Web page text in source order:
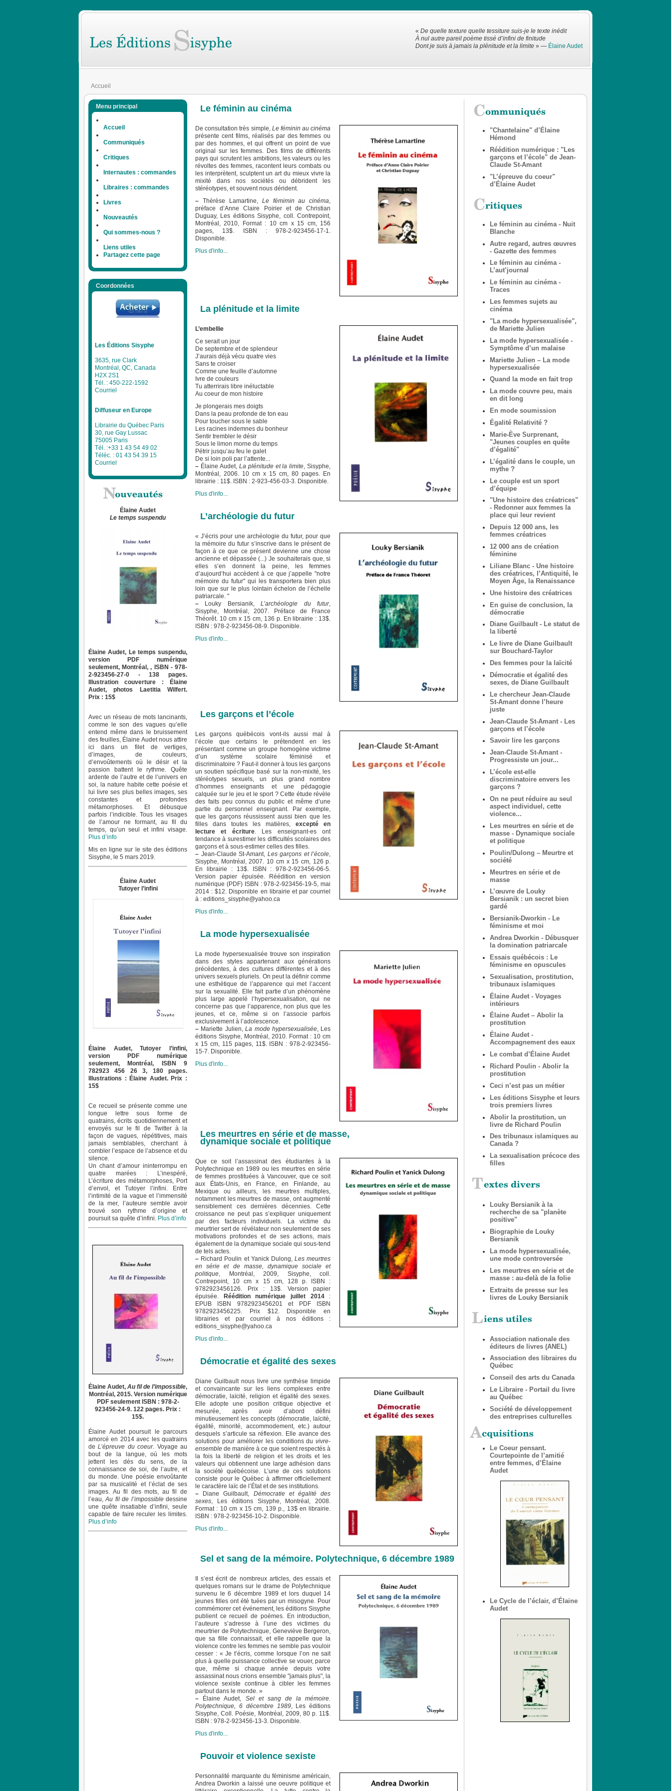
« De quelle texture quelle tessiture suis-je le texte inédit
À nul autre pareil poème tissé d’infini de finitude
Dont je suis à jamais la plénitude et la limite » — Élaine Audet
Accueil
Menu principal
Accueil
Communiqués
Critiques
Internautes : commandes
Libraires : commandes
Livres
Nouveautés
Qui sommes-nous ?
Liens utiles
Partagez cette page
Coordonnées
Les Éditions Sisyphe
3635, rue Clark
Montréal, QC, Canada
H2X 2S1
Tél. : 450-222-1592
Courriel
Diffuseur en Europe
Librairie du Québec Paris
30, rue Gay Lussac
75005 Paris
Tél. :+33 1 43 54 49 02
Téléc. : 01 43 54 39 15
Courriel
Élaine Audet
Le temps suspendu
Élaine Audet, Le temps suspendu,
version PDF numérique
seulement, Montréal, , ISBN - 978-
2-923456-27-0 - 138 pages.
Illustration couverture : Élaine
Audet, photos Laetitia Wilfert.
Prix : 15$
Avec un réseau de mots lancinants,
comme le son des vagues qu’elle
entend même dans le bruissement
des feuilles, Élaine Audet nous attire
ici dans un filet de vertiges,
d’images, de couleurs,
d’envoûtements où le désir et la
passion battent le rythme. Quête
ardente de l’autre et de l’univers en
soi, la nature habite cette poésie et
lui livre ses plus belles images, ses
constantes et profondes
métamorphoses. Et débusque
parfois l’indicible. Tous les visages
de l’amour ne formant, au fil du
temps, qu’un seul et infini visage.
Plus d’info
Mis en ligne sur le site des éditions
Sisyphe, le 5 mars 2019.
Élaine Audet
Tutoyer l’infini
Élaine Audet, Tutoyer l’infini,
version PDF numérique
seulement, Montréal, ISBN 9
782923 456 26 3, 180 pages.
Illustrations : Élaine Audet. Prix :
15$
Ce recueil se présente comme une
longue lettre sous forme de
quatrains, écrits quotidiennement et
envoyés sur le fil de Twitter à la
façon de vagues, répétitives, mais
jamais semblables, cherchant à
combler l’espace de l’absence et du
silence.
Un chant d’amour ininterrompu en
quatre marées : L’inespéré,
L’écriture des métamorphoses, Port
d’envol, et Tutoyer l’infini. Entre
l’intimité de la vague et l’immensité
de la mer, l’auteure semble avoir
trouvé son rythme d’origine et
poursuit sa quête d’infini. Plus d’info
Élaine Audet, Au fil de l’impossible,
Montréal, 2015. Version numérique
PDF seulement ISBN : 978-2-
923456-24-9. 122 pages. Prix :
15$.
Élaine Audet poursuit le parcours
amorcé en 2014 avec les quatrains
deL’épreuve du coeur. Voyage au
bout de la langue, où les mots
jettent les dés du sens, de la
connaissance de soi, de l’autre, et
du monde. Une poésie envoûtante
par sa musicalité et l’éclat de ses
images. Au fil des mots, au fil de
l’eau,Au fil de l’impossibledessine
une quête insatiable d’infini, seule
capable de faire reculer les limites.
Plus d’info
Le féminin au cinéma
De consultation très simple, Le féminin au cinéma
présente cent films, réalisés par des femmes ou
par des hommes, et qui offrent un point de vue
original sur les femmes. Des films de différents
pays qui scrutent les ambitions, les valeurs ou les
révoltes des femmes, racontent leurs combats ou
les interprètent, sculptent un art du mieux vivre la
mixité dans nos sociétés ou débrident les
stéréotypes, et souvent nous dérident.
– Thérèse Lamartine, Le fémimin au cinéma,
préface d’Anne Claire Poirier et de Christian
Duguay, Les éditions Sisyphe, coll. Contrepoint,
Montréal, 2010, Format : 10 cm x 15 cm, 156
pages, 13$. ISBN : 978-2-923456-17-1.
Disponible.
Plus d'info...
La plénitude et la limite
L’embellie
Ce serait un jour
De septembre et de splendeur
J’aurais déjà vécu quatre vies
Sans te croiser
Comme une feuille d’automne
Ivre de couleurs
Tu atterrirais libre inéluctable
Au coeur de mon histoire
Je plongerais mes doigts
Dans la peau profonde de ton eau
Pour toucher sous le sable
Les racines indemnes du bonheur
Sentir trembler le désir
Sous le limon morne du temps
Pétrir jusqu’au feu le galet
De si loin poli par l’attente...
– Élaine Audet, La plénitude et la limite, Sisyphe,
Montréal, 2006. 10 cm x 15 cm, 80 pages. En
librairie : 11$. ISBN : 2-923-456-03-3. Disponible.
Plus d'info...
L’archéologie du futur
« J’écris pour une archéologie du futur, pour que
la mémoire du futur s’inscrive dans le présent de
façon à ce que ce présent devienne une chose
ancienne et dépassée (...) Je souhaiterais que, si
elles s’en donnent la peine, les femmes
d’aujourd’hui accèdent à ce que j’appelle "notre
mémoire du futur" qui les transportera bien plus
loin que sur le plus lointain échelon de l’échelle
patriarcale. "
– Louky Bersianik,L’archéologie du futur,
Sisyphe, Montréal, 2007. Préface de France
Théorêt. 10 cm x 15 cm, 136 p. En librairie : 13$.
ISBN : 978-2-923456-08-9. Disponible.
Plus d'info...
Les garçons et l’école
Les garçons québécois vont-ils aussi mal à
l’école que certains le prétendent en les
présentant comme un groupe homogène victime
d’un système scolaire féminisé et
discriminatoire ? Faut-il donner à tous les garçons
un soutien spécifique basé sur la non-mixité, les
stéréotypes sexuels, un plus grand nombre
d’hommes enseignants et une pédagogie
calquée sur le jeu et le sport ? Cette étude révèle
des faits peu connus du public et même d’une
partie du personnel enseignant. Par exemple,
que les garçons réussissent aussi bien que les
filles dans toutes les matières,excepté en
lecture et écriture. Les enseignant-es ont
tendance à surestimer les difficultés scolaires des
garçons et à sous-estimer celles des filles.
– Jean-Claude St-Amant, Les garçons et l’école,
Sisyphe, Montréal, 2007. 10 cm x 15 cm, 126 p.
En librairie : 13$. ISBN : 978-2-923456-06-5.
Version papier épuisée. Réédition en version
numérique (PDF) ISBN : 978-2-923456-19-5, mai
2014 : $12. Disponible en librairie et par courriel
à : editions_sisyphe@yahoo.ca
Plus d'info...
La mode hypersexualisée
La mode hypersexualisée trouve son inspiration
dans des styles appartenant aux générations
précédentes, à des cultures différentes et à des
univers sexuels pluriels. On peut la définir comme
une esthétique de l’apparence qui met l’accent
sur la sexualité. Elle fait partie d’un phénomène
plus large appelé l’hypersexualisation, qui ne
concerne pas que l’apparence, non plus que les
jeunes, et ce, même si on l’associe parfois
exclusivement à l’adolescence.
– Mariette Julien,La mode hypersexualisée, Les
éditions Sisyphe, Montréal, 2010. Format : 10 cm
x 15 cm, 115 pages, 11$. ISBN : 978-2-923456-
15-7. Disponible.
Plus d'info...
Les meurtres en série et de masse,
dynamique sociale et politique
Que ce soit l’assassinat des étudiantes à la
Polytechnique en 1989 ou les meurtres en série
de femmes prostituées à Vancouver, que ce soit
aux États-Unis, en France, en Finlande, au
Mexique ou ailleurs, les meurtres multiples,
notamment les meurtres de masse, ont augmenté
sensiblement ces dernières décennies. Cette
croissance ne peut pas s’expliquer uniquement
par des facteurs individuels. La victime du
meurtrier sert de révélateur non seulement de ses
motivations profondes et de ses actions, mais
également de la dynamique sociale qui sous-tend
de tels actes.
– Richard Poulin et Yanick Dulong,Les meurtres
en série et de masse, dynamique sociale et
politique, Montréal, 2009, Sisyphe, coll.
Contrepoint, 10 cm x 15 cm, 128 p. ISBN :
9782923456126. Prix : 13$. Version papier
épuisée.
Réédition numérique juillet 2014:
EPUB ISBN 9782923456201 et PDF ISBN
9782923456225. Prix $12. Disponible en
librairies et par courriel à nos éditions :
editions_sisyphe@yahoo.ca
Plus d'info...
Démocratie et égalité des sexes
Diane Guilbault nous livre une synthèse limpide
et convaincante sur les liens complexes entre
démocratie, laïcité, religion et égalité des sexes.
Elle adopte une position critique objective et
mesurée, après avoir d’abord défini
minutieusement les concepts (démocratie, laïcité,
égalité, minorité, accommodement, etc.) autour
desquels s’articule sa réflexion. Elle avance des
solutions pour améliorer les conditions duvivre-
ensemble de manière à ce que soient respectés à
la fois la liberté de religion et les droits et les
valeurs qui obtiennent une large adhésion dans
la société québécoise. L’une de ces solutions
consiste pour le Québec à affirmer officiellement
le caractère laïc de l’État et de ses institutions.
– Diane Guilbault, Démocratie et égalité des
sexes, Les éditions Sisyphe, Montréal, 2008.
Format : 10 cm x 15 cm, 139 p., 13$ en librairie.
ISBN : 978-2-923456-10-2. Disponible.
Plus d'info...
Sel et sang de la mémoire. Polytechnique, 6 décembre 1989
Il s’est écrit de nombreux articles, des essais et
quelques romans sur le drame de Polytechnique
survenu le 6 décembre 1989 et lors duquel 14
jeunes filles ont été tuées par un misogyne. Pour
commémorer cet événement, les éditions Sisyphe
publient ce recueil de poèmes. En introduction,
l’auteure s’adresse à l’une des victimes du
meurtrier de Polytechnique, Geneviève Bergeron,
que sa fille connaissait, et elle rappelle que la
violence contre les femmes ne semble pas vouloir
cesser : « Je t’écris, comme lorsque l’on ne sait
plus à quelle puissance collective se vouer, parce
que, même si chaque année depuis votre
assassinat nous crions ensemble "jamais plus", la
violence sexiste continue à cibler les femmes
partout dans le monde. »
– Élaine Audet, Sel et sang de la mémoire.
Polytechnique, 6 décembre 1989, Les éditions
Sisyphe, Coll. Poésie, Montréal, 2009, 80 p. 11$.
ISBN : 978-2-923456-13-3. Disponible.
Plus d'info...
Pouvoir et violence sexiste
Personnalité marquante du féminisme américain,
Andrea Dworkin a laissé une oeuvre politique et
"Chantelaine" d’Élaine
Hémond
Réédition numérique : "Les
garçons et l’école" de Jean-
Claude St-Amant
"L’épreuve du coeur"
d’Élaine Audet
Le féminin au cinéma - Nuit
Blanche
Autre regard, autres œuvres
- Gazette des femmes
Le féminin au cinéma -
L’aut’journal
Le féminin au cinéma -
Traces
Les femmes sujets au
cinéma
"La mode hypersexualisée",
de Mariette Julien
La mode hypersexualisée -
Symptôme d’un malaise
Mariette Julien – La mode
hypersexualisée
Quand la mode en fait trop
La mode couvre peu, mais
en dit long
En mode soumission
Égalité Relativité ?
Marie-Ève Surprenant,
"Jeunes couples en quête
d’égalité"
L’égalité dans le couple, un
mythe ?
Le couple est un sport
d’équipe
"Une histoire des créatrices"
- Redonner aux femmes la
place qui leur revient
Depuis 12 000 ans, les
femmes créatrices
12 000 ans de création
féminine
Liliane Blanc - Une histoire
des créatrices, l’Antiquité, le
Moyen Âge, la Renaissance
Une histoire des créatrices
En guise de conclusion, la
démocratie
Diane Guilbault - Le statut de
la liberté
Le livre de Diane Guilbault
sur Bouchard-Taylor
Des femmes pour la laïcité
Démocratie et égalité des
sexes, de Diane Guilbault
Le chercheur Jean-Claude
St-Amant donne l’heure
juste
Jean-Claude St-Amant - Les
garçons et l’école
Savoir lire les garçons
Jean-Claude St-Amant -
Progressiste un jour...
L’école est-elle
discriminatoire envers les
garçons ?
On ne peut réduire au seul
aspect individuel, cette
violence...
Les meurtres en série et de
masse - Dynamique sociale
et politique
Poulin/Dulong – Meurtre et
société
Meurtres en série et de
masse
L’œuvre de Louky
Bersianik : un secret bien
gardé
Bersianik-Dworkin - Le
féminisme et moi
Andrea Dworkin - Débusquer
la domination patriarcale
Essais québécois : Le
féminisme en opuscules
Sexualisation, prostitution,
tribunaux islamiques
Élaine Audet - Voyages
intérieurs
Élaine Audet – Abolir la
prostitution
Élaine Audet -
Accompagnement des eaux
Le combat d’Élaine Audet
Richard Poulin - Abolir la
prostitution
Ceci n’est pas un métier
Les éditions Sisyphe et leurs
trois premiers livres
Abolir la prostitution, un
livre de Richard Poulin
Des tribunaux islamiques au
Canada ?
La sexualisation précoce des
filles
Louky Bersianik à la
recherche de sa "planète
positive"
Biographie de Louky
Bersianik
La mode hypersexualisée,
une mode controversée
Les meurtres en série et de
masse : au-delà de la folie
Extraits de presse sur les
livres de Louky Bersianik
Association nationale des
éditeurs de livres (ANEL)
Association des libraires du
Québec
Conseil des arts du Canada
Le Libraire - Portail du livre
au Québec
Société de développement
des entreprises culturelles
Le Coeur pensant.
Courtepointe de l’amitié
entre femmes, d’Élaine
Audet
Le Cycle de l’éclair, d’Élaine
Audet